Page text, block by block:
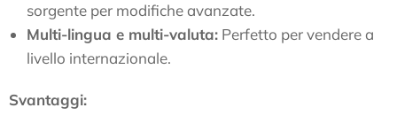
sorgente per modifiche avanzate.
Multi-lingua e multi-valuta: Perfetto per vendere a
livello internazionale.
Svantaggi: